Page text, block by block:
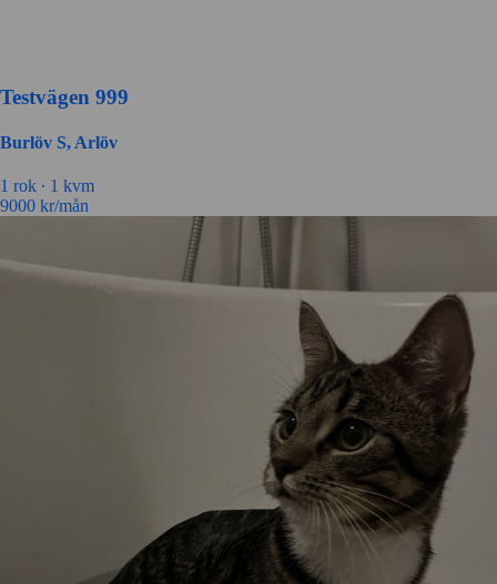
Testvägen 999
Burlöv S, Arlöv
1 rok ∙ 1 kvm
9000 kr/mån